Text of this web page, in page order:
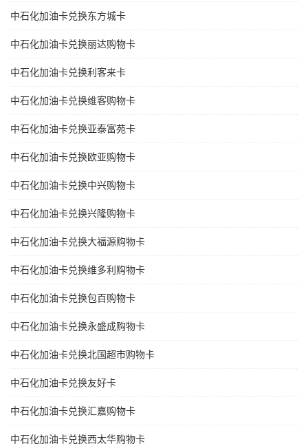
中石化加油卡兑换东方城卡
中石化加油卡兑换丽达购物卡
中石化加油卡兑换利客来卡
中石化加油卡兑换维客购物卡
中石化加油卡兑换亚泰富苑卡
中石化加油卡兑换欧亚购物卡
中石化加油卡兑换中兴购物卡
中石化加油卡兑换兴隆购物卡
中石化加油卡兑换大福源购物卡
中石化加油卡兑换维多利购物卡
中石化加油卡兑换包百购物卡
中石化加油卡兑换永盛成购物卡
中石化加油卡兑换北国超市购物卡
中石化加油卡兑换友好卡
中石化加油卡兑换汇嘉购物卡
中石化加油卡兑换西太华购物卡